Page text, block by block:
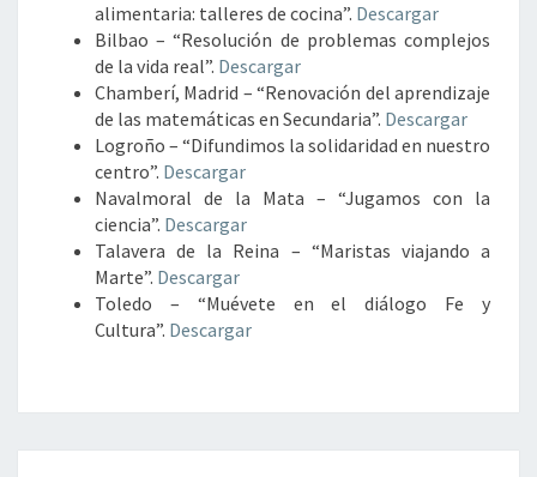
alimentaria: talleres de cocina”. Descargar
Bilbao – “Resolución de problemas complejos
de la vida real”. Descargar
Chamberí, Madrid – “Renovación del aprendizaje
de las matemáticas en Secundaria”. Descargar
Logroño – “Difundimos la solidaridad en nuestro
centro”. Descargar
Navalmoral de la Mata – “Jugamos con la
ciencia”. Descargar
Talavera de la Reina – “Maristas viajando a
Marte”. Descargar
Toledo – “Muévete en el diálogo Fe y
Cultura”. Descargar